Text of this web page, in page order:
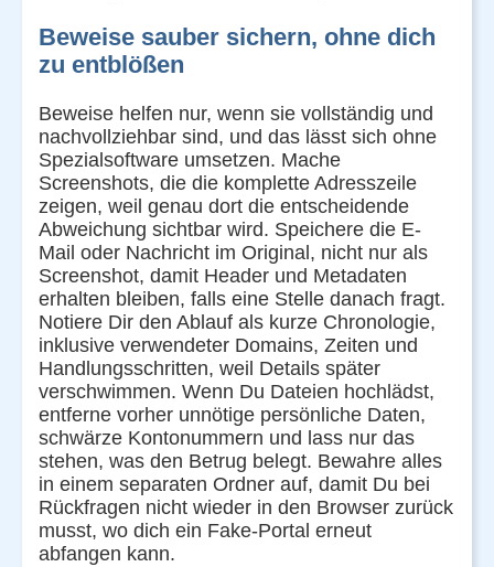
Beweise sauber sichern, ohne dich
zu entblößen
Beweise helfen nur, wenn sie vollständig und
nachvollziehbar sind, und das lässt sich ohne
Spezialsoftware umsetzen. Mache
Screenshots, die die komplette Adresszeile
zeigen, weil genau dort die entscheidende
Abweichung sichtbar wird. Speichere die E-
Mail oder Nachricht im Original, nicht nur als
Screenshot, damit Header und Metadaten
erhalten bleiben, falls eine Stelle danach fragt.
Notiere Dir den Ablauf als kurze Chronologie,
inklusive verwendeter Domains, Zeiten und
Handlungsschritten, weil Details später
verschwimmen. Wenn Du Dateien hochlädst,
entferne vorher unnötige persönliche Daten,
schwärze Kontonummern und lass nur das
stehen, was den Betrug belegt. Bewahre alles
in einem separaten Ordner auf, damit Du bei
Rückfragen nicht wieder in den Browser zurück
musst, wo dich ein Fake-Portal erneut
abfangen kann.